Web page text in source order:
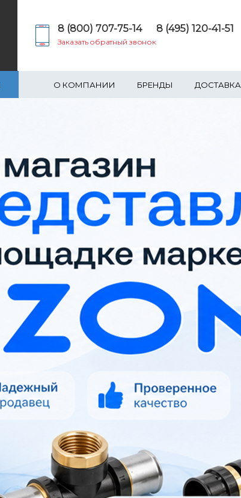
8 (800) 707-75-14 8 (495) 120-41-51
Заказать обратный звонок
О КОМПАНИИ БРЕНДЫ ДОСТАВКА